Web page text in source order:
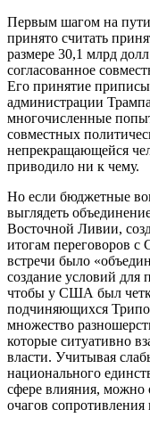
Первым шагом на
принято считать
размере 30,1 млрд
согласованное
Его принятие
администрации
многочисленные
совместных
непрекращающейся
приводило ни к чему.
Но если бюджетные
выглядеть
Восточной Ливии,
итогам переговоров
встречи было
создание условий для
чтобы у США был
подчиняющихся
множество
которые ситуативно
власти. Учитывая
национального
сфере влияния, можно
очагов сопротивления